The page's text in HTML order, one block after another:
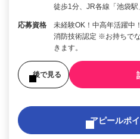
徒歩1分、JR各線「池袋
応募資格
未経験OK！中高年活躍中
消防技術認定 ※お持ちで
きます。
後で見る
アピールポ